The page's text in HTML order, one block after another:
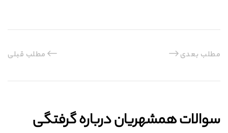
مطلب قبلی مطلب بعدی
سوالات همشهریان درباره گرفتگی